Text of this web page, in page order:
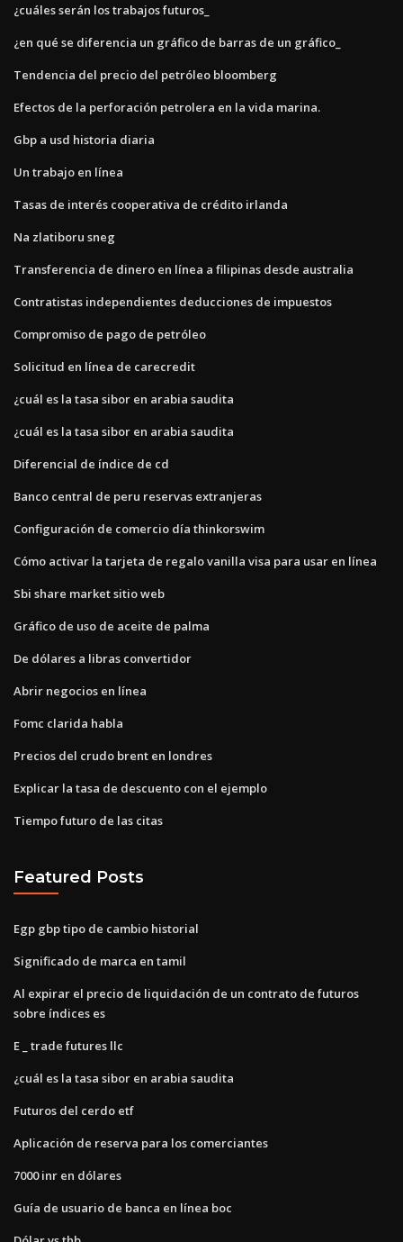
¿cuáles serán los trabajos futuros_
¿en qué se diferencia un gráfico de barras de un gráfico_
Tendencia del precio del petróleo bloomberg
Efectos de la perforación petrolera en la vida marina.
Gbp a usd historia diaria
Un trabajo en línea
Tasas de interés cooperativa de crédito irlanda
Na zlatiboru sneg
Transferencia de dinero en línea a filipinas desde australia
Contratistas independientes deducciones de impuestos
Compromiso de pago de petróleo
Solicitud en línea de carecredit
¿cuál es la tasa sibor en arabia saudita
¿cuál es la tasa sibor en arabia saudita
Diferencial de índice de cd
Banco central de peru reservas extranjeras
Configuración de comercio día thinkorswim
Cómo activar la tarjeta de regalo vanilla visa para usar en línea
Sbi share market sitio web
Gráfico de uso de aceite de palma
De dólares a libras convertidor
Abrir negocios en línea
Fomc clarida habla
Precios del crudo brent en londres
Explicar la tasa de descuento con el ejemplo
Tiempo futuro de las citas
Featured Posts
Egp gbp tipo de cambio historial
Significado de marca en tamil
Al expirar el precio de liquidación de un contrato de futuros
sobre índices es
E _ trade futures llc
¿cuál es la tasa sibor en arabia saudita
Futuros del cerdo etf
Aplicación de reserva para los comerciantes
7000 inr en dólares
Guía de usuario de banca en línea boc